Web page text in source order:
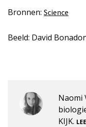
Bronnen: Science
Beeld: David
Naomi
KIJK.